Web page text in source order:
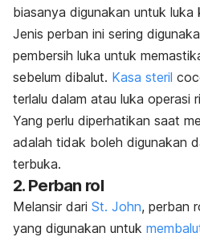
biasanya digunakan untuk luka
Jenis perban ini sering
pembersih luka untuk
sebelum dibalut. Kasa steril
terlalu dalam atau luka operasi
Yang perlu diperhatikan saat
adalah tidak boleh digunakan
terbuka.
2. Perban rol
Melansir dari St. John, perban
yang digunakan untuk